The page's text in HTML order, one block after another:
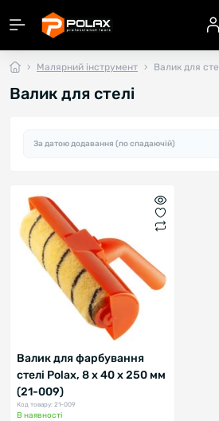
Малярний інструмент Валик для
Валик для стелі
Валик для фарбування
стелі Polax, 8 х 40 х 250 мм
(21-009)
Код товару: 21-009
В наявності